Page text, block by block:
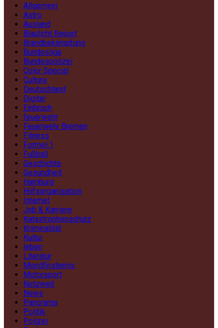
Allgemein
Astro
Ausland
Blaulicht Report
Brandbekämpfung
Bundesliga
Bundespolizei
Color Special
Culture
Deutschland
Digital
Einbruch
feuerwehr
Feuerwehr Bremen
Fitness
Formel 1
Fußball
Geschichte
Gesundheit
Hamburg
Hilfsorganisation
Internet
Job & Karriere
Katastrophenschutz
Kriminalität
Kultur
leben
Literatur
Mondfinsternis
Motorsport
Netzwelt
News
Panorama
Politik
Polizei